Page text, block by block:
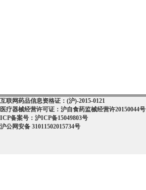
互联网药品信息资格证：(沪)-2015-0121
医疗器械经营许可证：沪自食药监械经营许20150044号
ICP备案号：沪ICP备15049803号
沪公网安备 31011502015734号